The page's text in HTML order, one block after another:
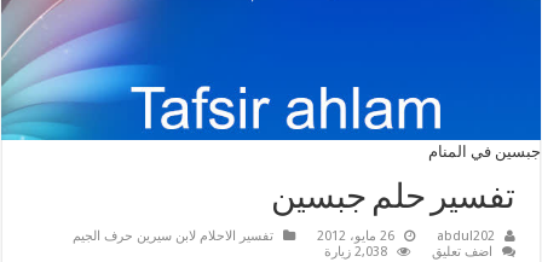
جبسين في المنام
تفسير حلم جبسين
abdul202 26 مايو، 2012
تفسير الاحلام لابن سيرين حرف الجيم
اضف تعليق
2,038 زيارة